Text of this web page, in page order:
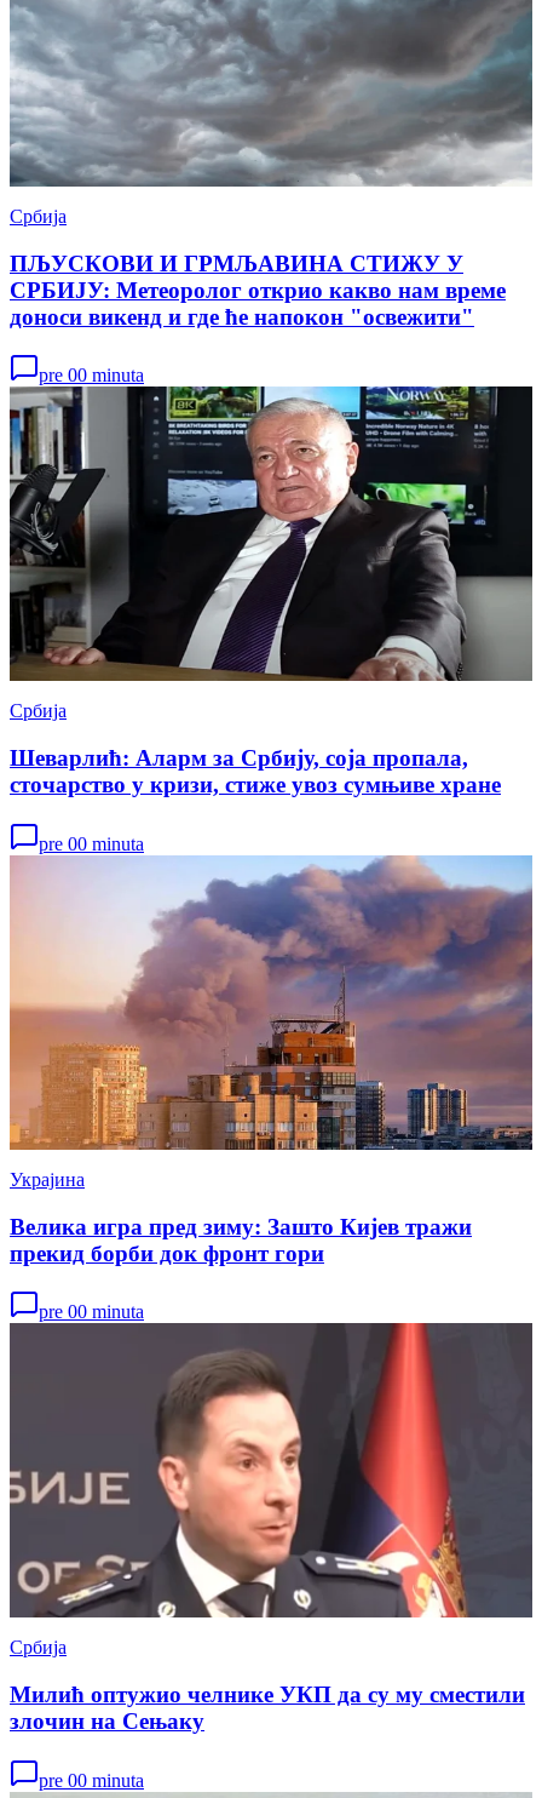
Србија
ПЉУСКОВИ И ГРМЉАВИНА СТИЖУ У
СРБИЈУ: Метеоролог открио какво нам време
доноси викенд и где ће напокон "освежити"
pre 00 minuta
Србија
Шеварлић: Аларм за Србију, соја пропала,
сточарство у кризи, стиже увоз сумњиве хране
pre 00 minuta
Украјина
Велика игра пред зиму: Зашто Кијев тражи
прекид борби док фронт гори
pre 00 minuta
Србија
Милић оптужио челнике УКП да су му сместили
злочин на Сењаку
pre 00 minuta